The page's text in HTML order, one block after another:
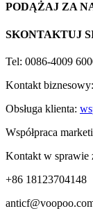
PODĄŻAJ ZA
SKONTAKTUJ
Tel: 0086-4009
Kontakt biznesowy:
Obsługa klienta:
Współpraca
Kontakt w sprawie
+86 18123704148